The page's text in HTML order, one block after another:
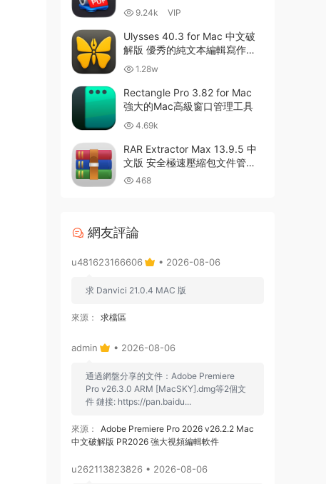
9.24k VIP
Ulysses 40.3 for Mac 中文破
解版 優秀的純文本編輯寫作軟
件 1.28w
Rectangle Pro 3.82 for Mac
強大的Mac高級窗口管理工具
4.69k
RAR Extractor Max 13.9.5 中
文版 安全極速壓縮包文件管理
器 468
網友評論
u481623166606 • 2026-08-06
求 Danvici 21.0.4 MAC 版
來源： 求檔區
admin • 2026-08-06
通過網盤分享的文件：Adobe Premiere
Pro v26.3.0 ARM [MacSKY].dmg等2個文
件 鏈接: https://pan.baidu...
來源：
Adobe Premiere Pro 2026 v26.2.2 Mac
中文破解版 PR2026 強大視頻編輯軟件
u262113823826 • 2026-08-06